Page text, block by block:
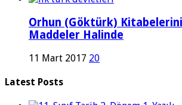
Orhun (Göktürk)
Maddeler Halinde
11 Mart 2017 20
Latest Posts